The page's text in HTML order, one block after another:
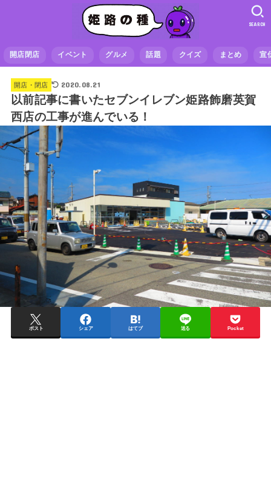
開店閉店 イベント グルメ 話題 クイズ まとめ 宣
SEARCH
開店・閉店 2020.08.21
以前記事に書いたセブンイレブン姫路飾磨英賀
西店の工事が進んでいる！
ポスト シェア はてブ 送る Pocket